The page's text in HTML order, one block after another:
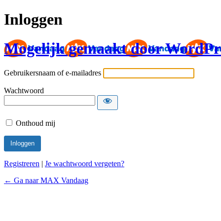
Inloggen
Mogelijk gemaakt door
Gebruikersnaam of e-mailadres
Wachtwoord
Onthoud mij
Registreren | Je wachtwoord vergeten?
← Ga naar MAX Vandaag